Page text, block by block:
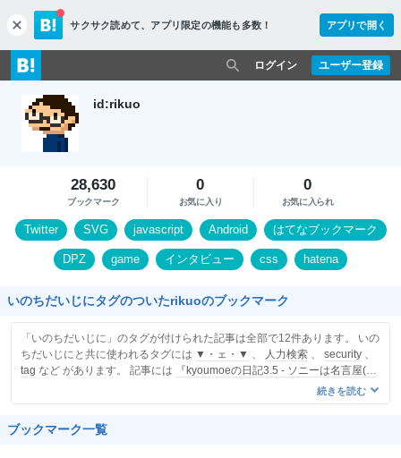
c
l
o
s
サクサク読めて、 アプリ限定の機能も多数！ アプリで開く
ユーザー登録
ログイン
id:rikuo
28,630
ブックマーク
0
お気に入り
0
お気に入られ
Twitter SVG javascript Android はてなブックマーク
DPZ game インタビュー css hatena
いのちだいじにタグのついたrikuoのブックマーク
「いのちだいじに」のタグが付けられた記事は全部で12件あります。 いの
ちだいじにと共に使われるタグには ▼・ェ・▼ 、 人力検索 、 security 、
tag
など があります。 記事には
『kyoumoeの日記3.5 - ソニーは名言屋(で
続きを読む
ブックマーク一覧